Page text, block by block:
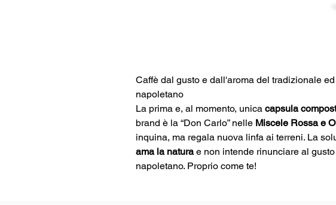
Caffè dal gusto e dall'aroma del tradizionale
napoletano
La prima e, al momento, unica capsula
brand è la “Don Carlo” nelle Miscele Rossa e
inquina, ma regala nuova linfa ai terreni. La
ama la naturae non intende rinunciare al
napoletano. Proprio come te!